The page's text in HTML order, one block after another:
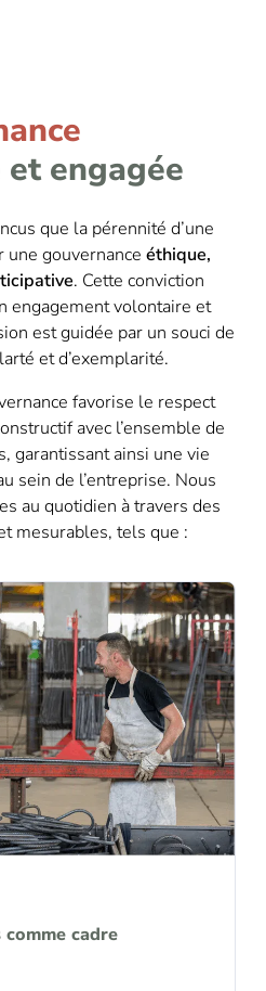
engagée
que la pérennité d’une
gouvernance éthique,
. Cette conviction
engagement volontaire et
est guidée par un souci de
et d’exemplarité.
favorise le respect
avec l’ensemble de
garantissant ainsi une vie
sein de l’entreprise. Nous
au quotidien à travers des
mesurables, tels que :
cadre